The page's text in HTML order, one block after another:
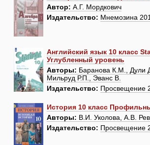
Автор: А.Г. Мордкович
Издательство: Мнемозина
Английский язык 10 класс
Углубленный уровень
Авторы: Баранова К.М., Дули
Мильруд Р.П., Эванс В.
Издательство: Просвещение
История 10 класс
Авторы: В.И. Уколова, А.В.
Издательство: Просвещение